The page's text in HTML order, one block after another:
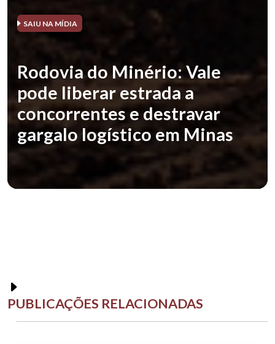
SAIU NA MÍDIA
Rodovia do Minério: Vale
pode liberar estrada a
concorrentes e destravar
gargalo logístico em Minas
PUBLICAÇÕES RELACIONADAS